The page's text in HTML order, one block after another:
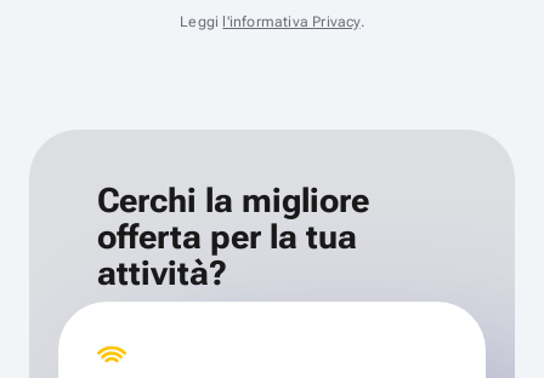
Leggi l'informativa Privacy.
Cerchi la migliore
offerta per la tua
attività?